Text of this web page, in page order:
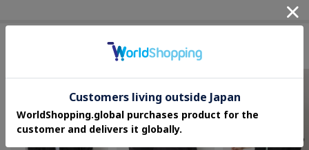
このアイテムに似ているアイテム